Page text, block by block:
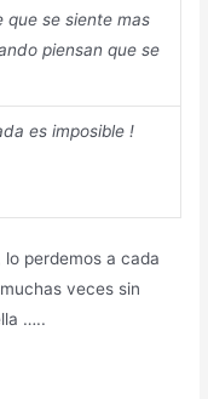
que se siente mas
piensan que se
es imposible !
perdemos a cada
veces sin
…..